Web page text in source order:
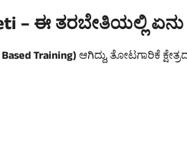
– ಈ ತರಬೇತಿಯಲ್ಲಿ ಏನು
Training)ಆಗಿದ್ದು, ತೋಟಗಾರಿಕೆ